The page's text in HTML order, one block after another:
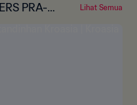
PRA-P
Lihat Semua